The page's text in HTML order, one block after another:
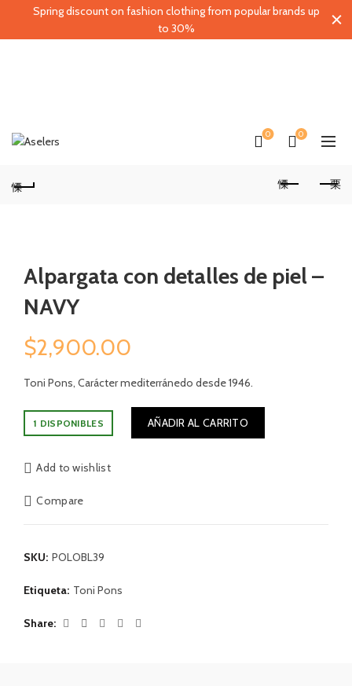
0 0
Alpargata con detalles de piel –
NAVY
$2,900.00
Toni Pons, Carácter mediterránedo desde 1946.
1 DISPONIBLES AÑADIR AL CARRITO
Add to wishlist
Compare
SKU: POLOBL39
Etiqueta: Toni Pons
Share
Spring discount on fashion clothing from popular brands up
to 30%